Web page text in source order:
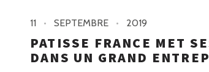
11 SEPTEMBRE 2019
PATISSE FRANCE MET
DANS UN GRAND